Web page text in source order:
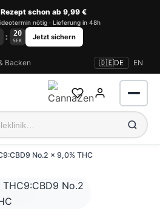
schon ab 9,99 €
nötig · Lieferung in 48h
: 19
SEK Jetzt sichern
Backen 🇩🇪DE EN
Anmelden
No.2 x 9,0% THC